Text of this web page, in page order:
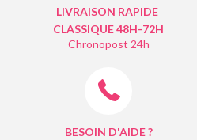
LIVRAISON RAPIDE
CLASSIQUE 48H-72H
Chronopost 24h
BESOIN D'AIDE ?